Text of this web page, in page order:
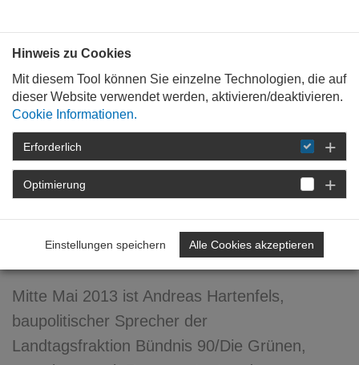
STARTSEITE DETAIL
Hausbesuch -
Energieeffizientes Bauen
Mitte Mai 2013 ist Andreas Hartenfels,
baupolitischer Sprecher der
Landtagsfraktion Bündnis 90/Die Grünen,
Hinweis zu Cookies
Mit diesem Tool können Sie einzelne Technologien, die auf
dieser Website verwendet werden, aktivieren/deaktivieren.
Cookie Informationen.
Erforderlich
Optimierung
Einstellungen speichern Alle Cookies akzeptieren